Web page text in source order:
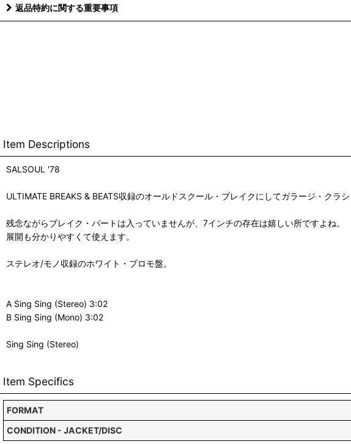
返品特約に関する重要事項
Item Descriptions
SALSOUL '78
ULTIMATE BREAKS & BEATS収録のオールドスクール・ブレイクにしてガラージ・クラシ
残念ながらブレイク・パートは入っていませんが、7インチの存在は嬉しい所ですよね。
展開も分かりやすくて使えます。
ステレオ/モノ収録のホワイト・プロモ盤。
A Sing Sing (Stereo) 3:02
B Sing Sing (Mono) 3:02
Sing Sing (Stereo)
Item Specifics
FORMAT
CONDITION - JACKET/DISC